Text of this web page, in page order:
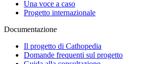
Una voce a caso
Progetto internazionale
Documentazione
Il progetto di Cathopedia
Domande frequenti sul progetto